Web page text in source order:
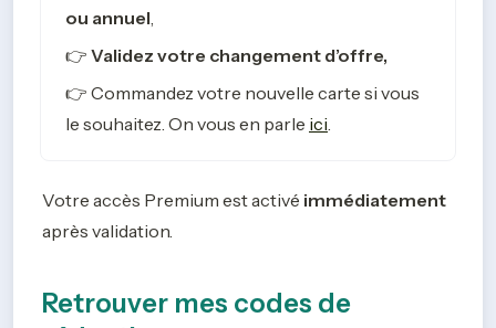
ou annuel,
👉 Validez votre changement d’offre,
👉 Commandez votre nouvelle carte si vous
le souhaitez. On vous en parle ici.
Votre accès Premium est activé immédiatement
après validation.
Retrouver mes codes de